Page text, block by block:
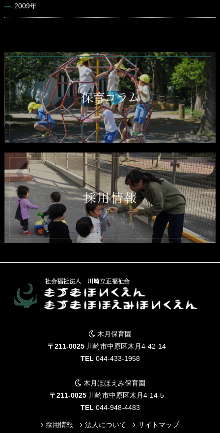
2009年
木月保育園
〒211-0025川崎市中原区木月4-42-14
TEL 044-433-1958
木月ほほえみ保育園
〒211-0025川崎市中原区木月4-14-5
TEL 044-948-4483
採用情報 法人について サイトマップ